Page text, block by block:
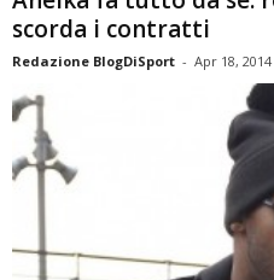
scorda i contratti
Redazione BlogDiSport - Apr 18, 2014